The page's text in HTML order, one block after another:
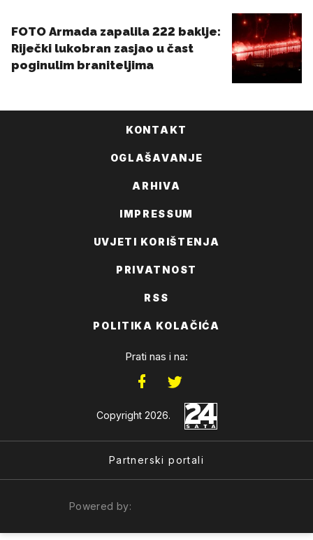
KONTAKT
OGLAŠAVANJE
ARHIVA
IMPRESSUM
UVJETI KORIŠTENJA
PRIVATNOST
RSS
POLITIKA KOLAČIĆA
Prati nas i na:
Copyright 2026.
Partnerski portali
Powered by: